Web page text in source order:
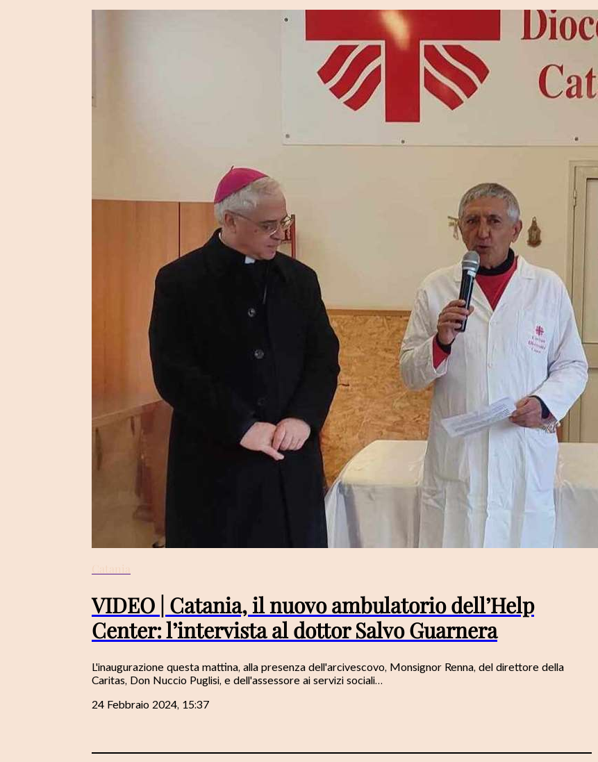
VIDEO | Catania, il nuovo ambulatorio dell’Help
Center: l’intervista al dottor Salvo Guarnera
L'inaugurazione questa mattina, alla presenza dell'arcivescovo, Monsignor Renna, del direttore della
Caritas, Don Nuccio Puglisi, e dell'assessore ai servizi sociali…
24 Febbraio 2024, 15:37